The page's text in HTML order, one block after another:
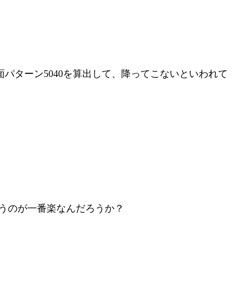
ターン5040を算出して、降ってこないといわれて
のが一番楽なんだろうか？